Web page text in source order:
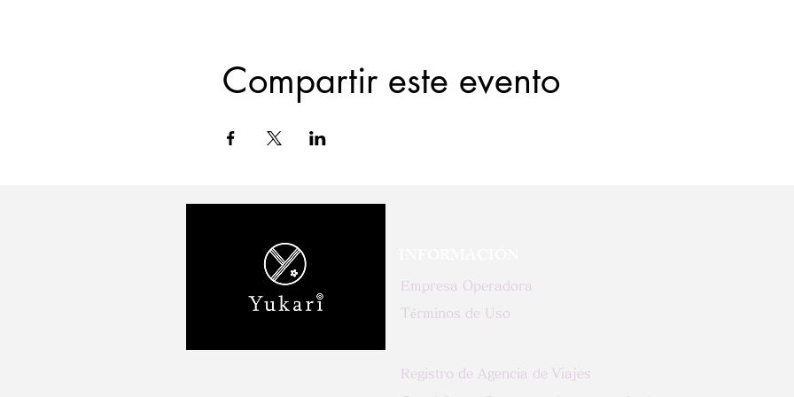
Compartir este evento
Empresa Operadora
Términos de Uso
Registro de Agencia de Viajes